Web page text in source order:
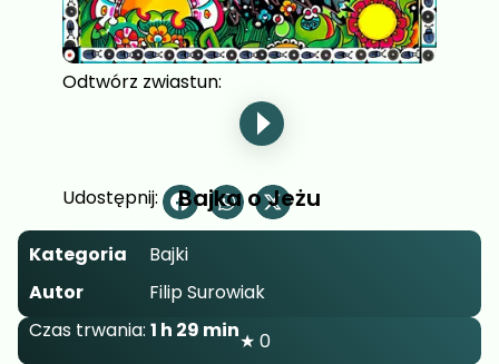
Odtwórz zwiastun:
Udostępnij: Bajka o Jeżu
Kategoria
Bajki
Autor
Filip Surowiak
Czas trwania: 1 h 29 min★ 0